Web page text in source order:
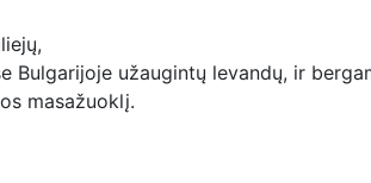
užaugintų levandų, ir
masažuoklį.